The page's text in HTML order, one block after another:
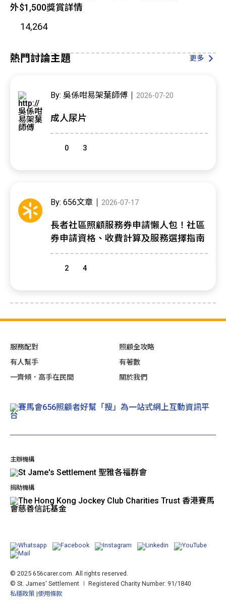
熱門討論主題 更多
By: 吳係咁易架葉師傅 2026-07-20
成人尿片
0 3
By: 656文章 2026-07-17
長者社區照顧服務券申請懶人包！社區
券申請資格、收費計算及服務選擇指南
2 4
外$1,500獎賞詳情
14,264
主辦機構
捐助機構
© 2025 656carer.com. All rights reserved.
© St. James' Settlement ∣ Registered Charity Number: 91/1840
私穩政策 使用條款
服務配對
有人幫手
一齊傾．高手在民間
照顧全攻略
有著數
關於我們